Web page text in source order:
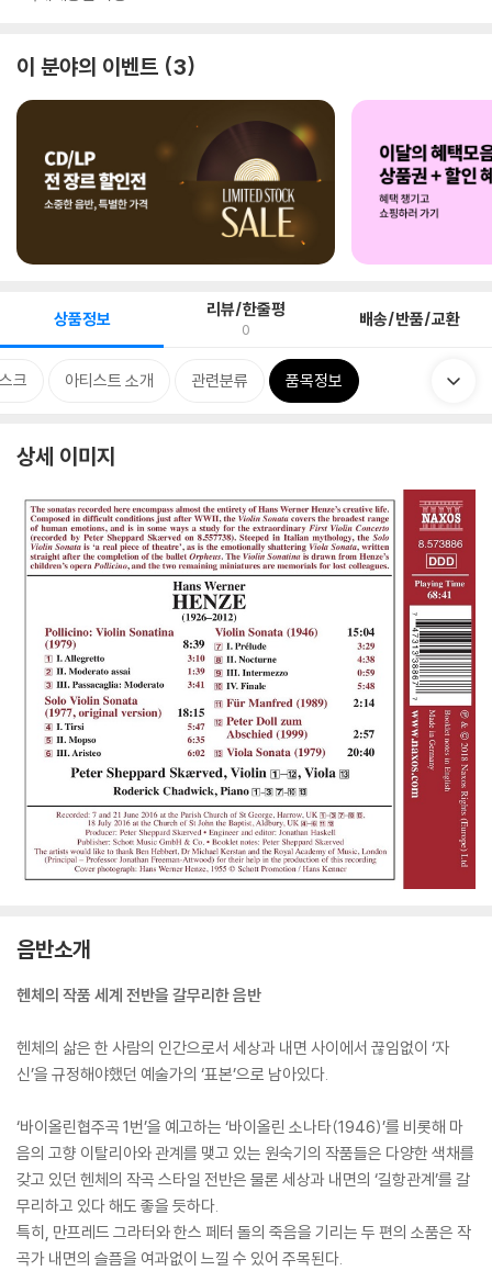
이 분야의 이벤트 3
상품정보 리뷰/한줄평
0 배송/반품/교환
크 아티스트 소개 관련분류 품목정보
상세 이미지
음반소개
헨체의 작품 세계 전반을 갈무리한 음반
헨체의 삶은 한 사람의 인간으로서 세상과 내면 사이에서 끊임없이 ‘자
신’을 규정해야했던 예술가의 ‘표본’으로 남아있다.
‘바이올린협주곡 1번’을 예고하는 ‘바이올린 소나타(1946)’를 비롯해 마
음의 고향 이탈리아와 관계를 맺고 있는 원숙기의 작품들은 다양한 색채를
갖고 있던 헨체의 작곡 스타일 전반은 물론 세상과 내면의 ‘길항관계’를 갈
무리하고 있다 해도 좋을 듯하다.
특히, 만프레드 그라터와 한스 페터 돌의 죽음을 기리는 두 편의 소품은 작
곡가 내면의 슬픔을 여과없이 느낄 수 있어 주목된다.